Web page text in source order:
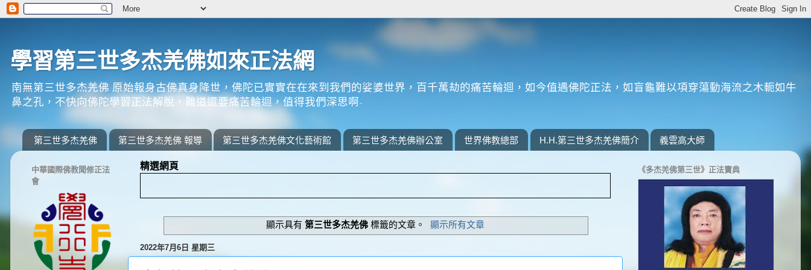
學習第三世多杰羌佛如來正法網
南無第三世多杰羌佛 原始報身古佛真身降世，佛陀已實實在在來到我們的娑婆世界，百千萬劫的痛苦輪迴，如今值遇佛陀正法，如盲龜難以項穿蕩動海流之木軛如牛
鼻之孔，不快向佛陀學習正法解脫，難道還要痛苦輪迴，值得我們深思啊~
第三世多杰羌佛 第三世多杰羌佛 報導 第三世多杰羌佛文化藝術館 第三世多杰羌佛辦公室 世界佛教總部 H.H.第三世多杰羌佛簡介 義雲高大師
精選網頁
顯示具有 第三世多杰羌佛標籤的文章。 顯示所有文章
2022年7月6日 星期三
中華國際佛教聞修正法
會
《多杰羌佛第三世》正法寶典